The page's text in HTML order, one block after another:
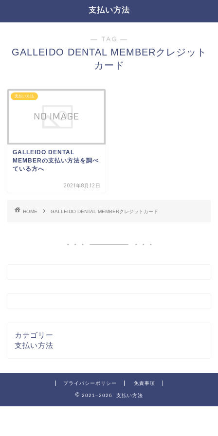
支払い方法
― TAG ―
GALLEIDO DENTAL MEMBERクレジット
カード
支払い方法
GALLEIDO DENTAL
MEMBERの支払い方法を調べ
ている方へ
2021年8月12日
HOME GALLEIDO DENTAL MEMBERクレジットカード
カテゴリー
支払い方法
プライバシーポリシー 免責事項
2021–2026 支払い方法